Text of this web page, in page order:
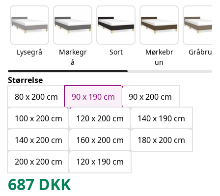
Lysegrå
Mørkegr
å
Sort
Mørkebr
un
Gråbrun
Størrelse
80 x 200 cm
90 x 190 cm
90 x 200 cm
100 x 200 cm
120 x 200 cm
140 x 190 cm
140 x 200 cm
160 x 200 cm
180 x 200 cm
200 x 200 cm
120 x 190 cm
687 DKK